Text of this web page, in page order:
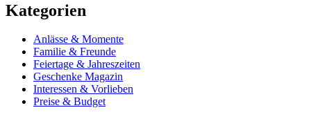
Kategorien
Anlässe & Momente
Familie & Freunde
Feiertage & Jahreszeiten
Geschenke Magazin
Interessen & Vorlieben
Preise & Budget